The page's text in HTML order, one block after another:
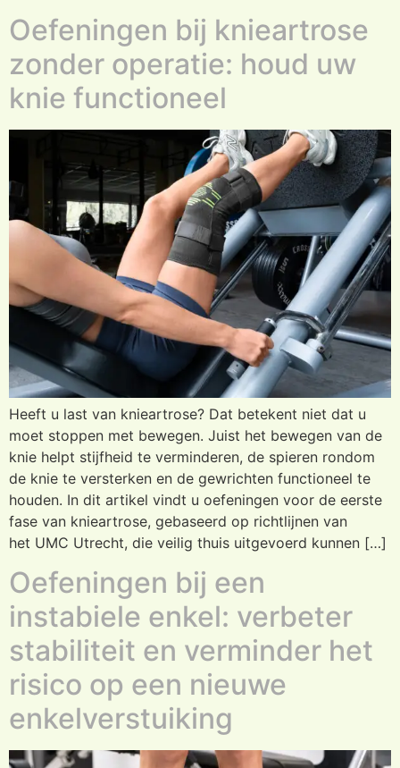
Oefeningen bij knieartrose
zonder operatie: houd uw
knie functioneel
Heeft u last van knieartrose? Dat betekent niet dat u
moet stoppen met bewegen. Juist het bewegen van de
knie helpt stijfheid te verminderen, de spieren rondom
de knie te versterken en de gewrichten functioneel te
houden. In dit artikel vindt u oefeningen voor de eerste
fase van knieartrose, gebaseerd op richtlijnen van
het UMC Utrecht, die veilig thuis uitgevoerd kunnen […]
Oefeningen bij een
instabiele enkel: verbeter
stabiliteit en verminder het
risico op een nieuwe
enkelverstuiking